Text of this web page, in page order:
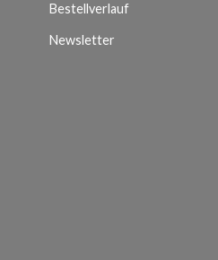
Bestellverlauf
Newsletter